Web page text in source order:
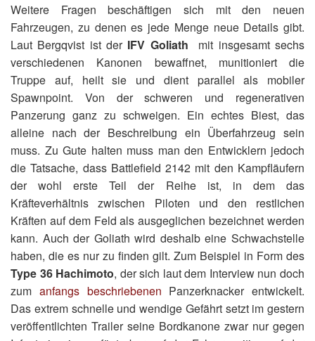
Weitere Fragen beschäftigen sich mit den neuen
Fahrzeugen, zu denen es jede Menge neue Details gibt.
Laut Bergqvist ist der IFV Goliath mit insgesamt sechs
verschiedenen Kanonen bewaffnet, munitioniert die
Truppe auf, heilt sie und dient parallel als mobiler
Spawnpoint. Von der schweren und regenerativen
Panzerung ganz zu schweigen. Ein echtes Biest, das
alleine nach der Beschreibung ein Überfahrzeug sein
muss. Zu Gute halten muss man den Entwicklern jedoch
die Tatsache, dass Battlefield 2142 mit den Kampfläufern
der wohl erste Teil der Reihe ist, in dem das
Kräfteverhältnis zwischen Piloten und den restlichen
Kräften auf dem Feld als ausgeglichen bezeichnet werden
kann. Auch der Goliath wird deshalb eine Schwachstelle
haben, die es nur zu finden gilt. Zum Beispiel in Form des
Type 36 Hachimoto, der sich laut dem Interview nun doch
zum anfangs beschriebenen Panzerknacker entwickelt.
Das extrem schnelle und wendige Gefährt setzt im gestern
veröffentlichten Trailer seine Bordkanone zwar nur gegen